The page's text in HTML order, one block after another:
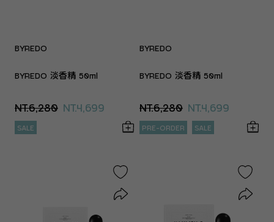
BYREDO
BYREDO 淡香精 50ml
NT.6,280 NT.4,699
SALE
BYREDO
BYREDO 淡香精 50ml
NT.6,280 NT.4,699
PRE-ORDER SALE